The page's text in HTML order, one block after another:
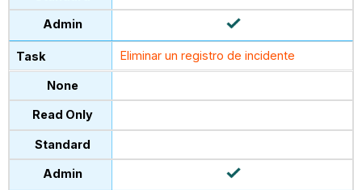
Eliminar un registro de incidente